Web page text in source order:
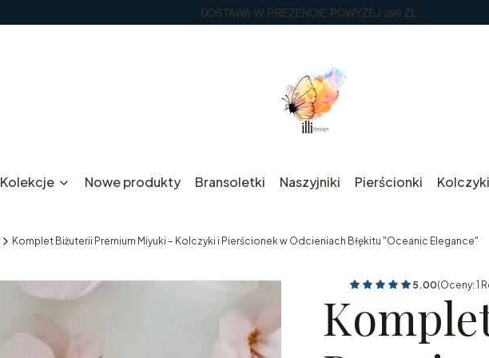
DOSTAWA W PREZENCIE POWYŻEJ 299 ZŁ
Kolekcje Nowe produkty Bransoletki Naszyjniki Pierścionki Kolczyki
Komplet Biżuterii Premium Miyuki – Kolczyki i Pierścionek w Odcieniach Błękitu "Oceanic Elegance"
5.00(Oceny: 1